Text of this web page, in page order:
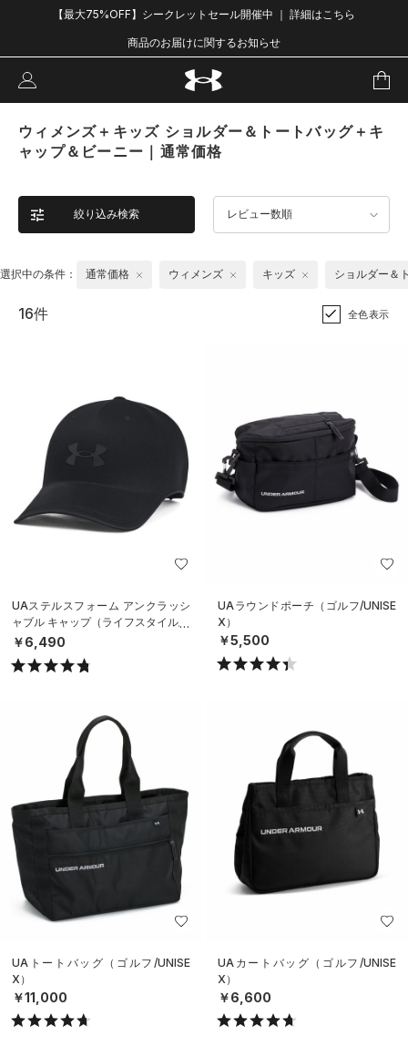
【最大75%OFF】シークレットセール開催中 ｜ 詳細はこちら
商品のお届けに関するお知らせ
ウィメンズ＋キッズ ショルダー＆トートバッグ＋キ
ャップ＆ビーニー｜通常価格
絞り込み検索 レビュー数順
選択中の条件： 通常価格 ウィメンズ キッズ ショルダー＆
16件 全色表示
UAステルスフォーム アンクラッシ
ャブル キャップ（ライフスタイル/U
NISEX）
￥6,490
UAラウンドポーチ（ゴルフ/UNISE
X）
￥5,500
UAトートバッグ（ゴルフ/UNISE
X）
￥11,000
UAカートバッグ（ゴルフ/UNISE
X）
￥6,600